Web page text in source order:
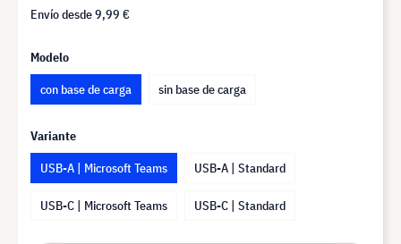
Envío desde9,99 €
Modelo
con base de carga
sin base de carga
Variante
USB-A | Microsoft Teams
USB-A | Standard
USB-C | Microsoft Teams USB-C | Standard